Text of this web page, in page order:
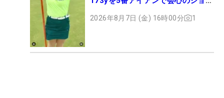
2026年8月7日 (金) 16時00分 1